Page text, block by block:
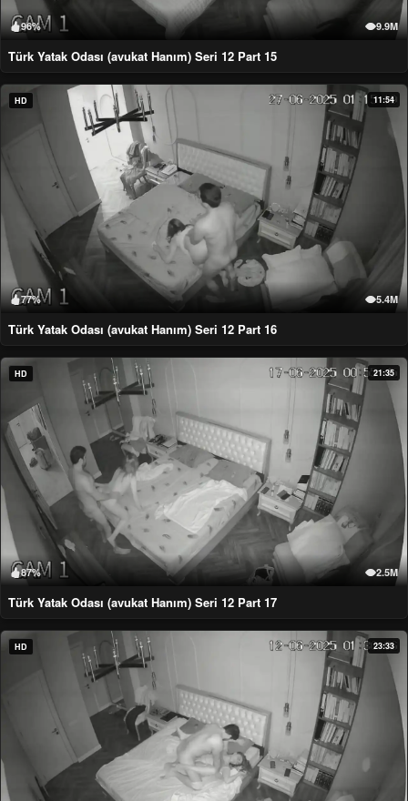
96% 9.9M
Türk Yatak Odası (avukat Hanım) Seri 12 Part 15
HD 11:54
77% 5.4M
Türk Yatak Odası (avukat Hanım) Seri 12 Part 16
HD 21:35
87% 2.5M
Türk Yatak Odası (avukat Hanım) Seri 12 Part 17
HD 23:33